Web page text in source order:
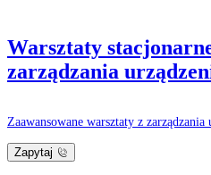
Warsztaty
zarządzania
Zaawansowane warsztaty z
Zapytaj